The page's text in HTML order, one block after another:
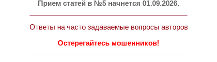
Прием статей в №5 начнется 01.09.2026.
Ответы на часто задаваемые вопросы авторов
Остерегайтесь мошенников!